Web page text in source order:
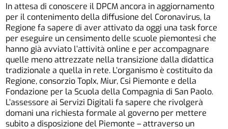
In attesa di conoscere il DPCM ancora in aggiornamento
per il contenimento della diffusione del Coronavirus, la
Regione fa sapere di aver attivato da oggi una task force
per eseguire un censimento delle scuole piemontesi che
hanno già avviato l’attività online e per accompagnare
quelle meno attrezzate nella transizione dalla didattica
tradizionale a quella in rete. L’organismo è costituito da
Regione, consorzio TopIx, Miur, Csi Piemonte e della
Fondazione per la Scuola della Compagnia di San Paolo.
L’assessore ai Servizi Digitali fa sapere che rivolgerà
domani una richiesta formale al governo per mettere
subito a disposizione del Piemonte – attraverso un